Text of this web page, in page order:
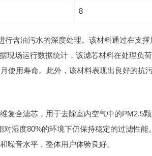
8
含油污水的深度处理。该材料通过在支撑
现场运行数据统计，该滤芯材料在处理负
使用寿命。此外，该材料表现出良好的抗
复合滤芯，用于去除室内空气中的PM2.5
湿度80%的环境下仍保持稳定的过滤性能
噪音水平，整体用户体验良好。